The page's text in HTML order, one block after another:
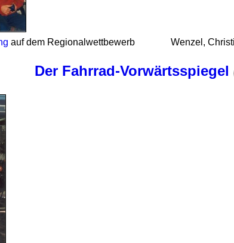
auf dem Regional­wett­bewerb Wenzel,
Der Fahrrad-Vorwärtsspiegel